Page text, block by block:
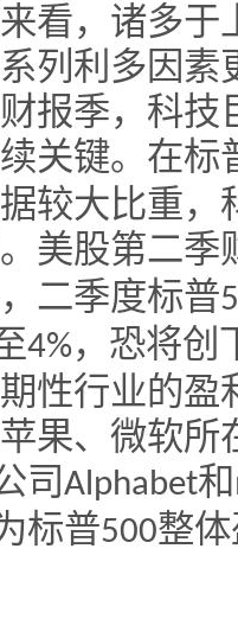
看，诸多
列利多因
报季，科
关键。在标
较大比重
美股第二季
二季度标普
4%，恐将创
性行业的
果、微软所
司Alphabet和
标普500整